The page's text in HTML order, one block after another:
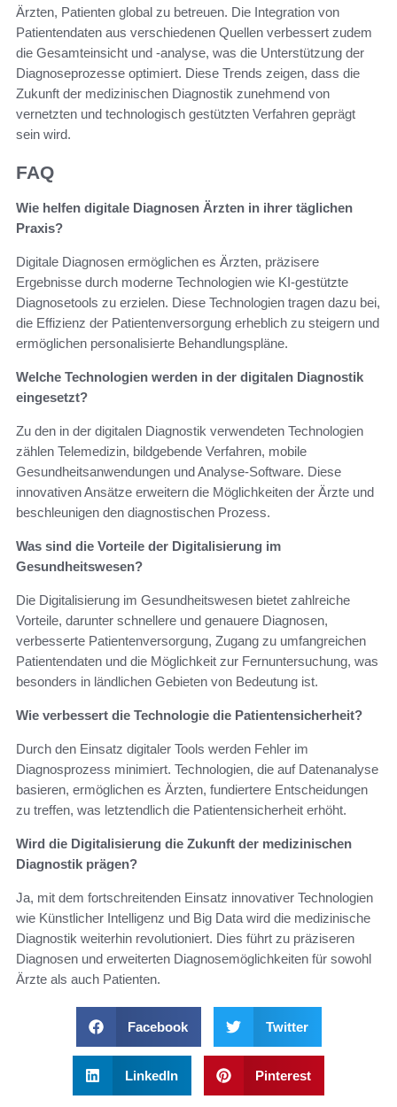
Ärzten, Patienten global zu betreuen. Die Integration von
Patientendaten aus verschiedenen Quellen verbessert zudem
die Gesamteinsicht und -analyse, was die Unterstützung der
Diagnoseprozesse optimiert. Diese Trends zeigen, dass die
Zukunft der medizinischen Diagnostik zunehmend von
vernetzten und technologisch gestützten Verfahren geprägt
sein wird.
FAQ
Wie helfen digitale Diagnosen Ärzten in ihrer täglichen
Praxis?
Digitale Diagnosen ermöglichen es Ärzten, präzisere
Ergebnisse durch moderne Technologien wie KI-gestützte
Diagnosetools zu erzielen. Diese Technologien tragen dazu bei,
die Effizienz der Patientenversorgung erheblich zu steigern und
ermöglichen personalisierte Behandlungspläne.
Welche Technologien werden in der digitalen Diagnostik
eingesetzt?
Zu den in der digitalen Diagnostik verwendeten Technologien
zählen Telemedizin, bildgebende Verfahren, mobile
Gesundheitsanwendungen und Analyse-Software. Diese
innovativen Ansätze erweitern die Möglichkeiten der Ärzte und
beschleunigen den diagnostischen Prozess.
Was sind die Vorteile der Digitalisierung im
Gesundheitswesen?
Die Digitalisierung im Gesundheitswesen bietet zahlreiche
Vorteile, darunter schnellere und genauere Diagnosen,
verbesserte Patientenversorgung, Zugang zu umfangreichen
Patientendaten und die Möglichkeit zur Fernuntersuchung, was
besonders in ländlichen Gebieten von Bedeutung ist.
Wie verbessert die Technologie die Patientensicherheit?
Durch den Einsatz digitaler Tools werden Fehler im
Diagnosprozess minimiert. Technologien, die auf Datenanalyse
basieren, ermöglichen es Ärzten, fundiertere Entscheidungen
zu treffen, was letztendlich die Patientensicherheit erhöht.
Wird die Digitalisierung die Zukunft der medizinischen
Diagnostik prägen?
Ja, mit dem fortschreitenden Einsatz innovativer Technologien
wie Künstlicher Intelligenz und Big Data wird die medizinische
Diagnostik weiterhin revolutioniert. Dies führt zu präziseren
Diagnosen und erweiterten Diagnosemöglichkeiten für sowohl
Ärzte als auch Patienten.
Facebook Twitter
LinkedIn Pinterest